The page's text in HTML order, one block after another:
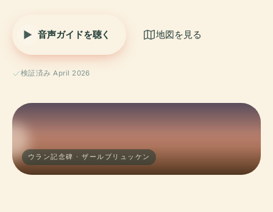
音声ガイドを聴く 地図を見る
検証済み April 2026
ウラン記念碑 · ザールブリュッケン